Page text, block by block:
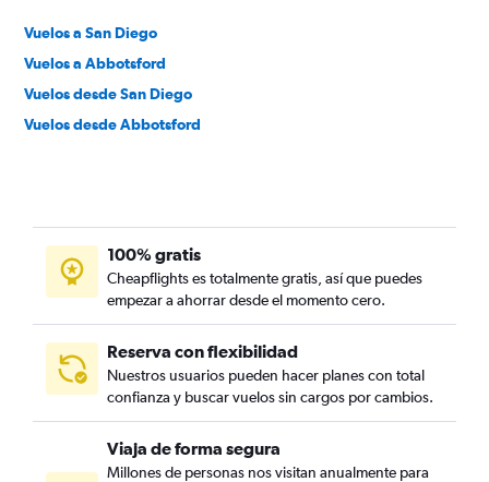
Vuelos a San Diego
Vuelos a Abbotsford
Vuelos desde San Diego
Vuelos desde Abbotsford
100% gratis
Cheapflights es totalmente gratis, así que puedes
empezar a ahorrar desde el momento cero.
Reserva con flexibilidad
Nuestros usuarios pueden hacer planes con total
confianza y buscar vuelos sin cargos por cambios.
Viaja de forma segura
Millones de personas nos visitan anualmente para